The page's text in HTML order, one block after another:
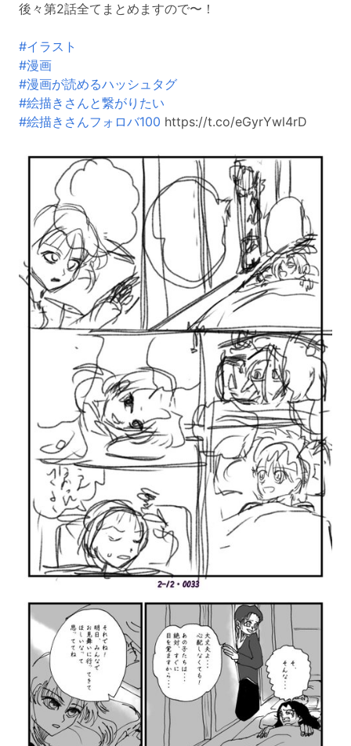
後々第2話全てまとめますので〜！
#イラスト
#漫画
#漫画が読めるハッシュタグ
#絵描きさんと繋がりたい
#絵描きさんフォロバ100 https://t.co/eGyrYwl4rD